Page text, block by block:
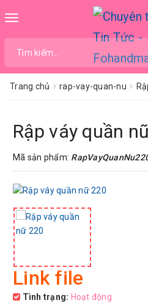
Toggle
Trang chủ rap-vay-quan-nu
Rập váy quần
Mã sản phẩm:
Link file
Tình trạng: Hoạt động